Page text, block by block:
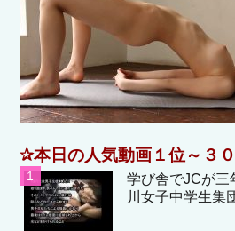
✰本日の人気動画１位～３
学び舎でJCが三
川女子中学生集